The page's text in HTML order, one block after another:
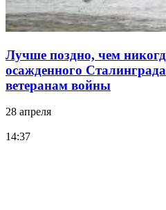
Лучше поздно, чем
осажденного
ветеранам войны
28 апреля
14:37